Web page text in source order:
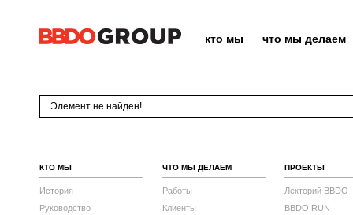
кто мы что мы делаем
Элемент не найден!
КТО МЫ
История
Руководство
ЧТО МЫ ДЕЛАЕМ
Работы
Клиенты
ПРОЕКТЫ
Лекторий BBDO
BBDO RUN